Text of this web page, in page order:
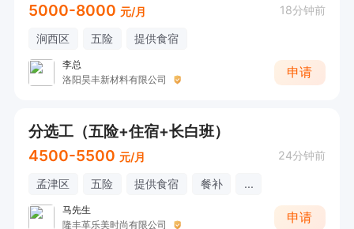
5000-8000 元/月 18分钟前
涧西区 五险 提供食宿
李总
洛阳昊丰新材料有限公司
申请
分选工（五险+住宿+长白班）
4500-5500 元/月 24分钟前
孟津区 五险 提供食宿 餐补 ...
马先生
隆丰革乐美时尚有限公司
申请